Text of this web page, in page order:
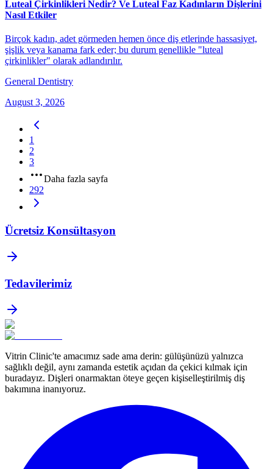
Luteal Çirkinlikleri Nedir? Ve Luteal Faz Kadınların Dişlerini
Nasıl Etkiler
Birçok kadın, adet görmeden hemen önce diş etlerinde hassasiyet,
şişlik veya kanama fark eder; bu durum genellikle "luteal
çirkinlikler" olarak adlandırılır.
General Dentistry
August 3, 2026
1
2
3
Daha fazla sayfa
292
Ücretsiz Konsültasyon
Tedavilerimiz
Vitrin Clinic'te amacımız sade ama derin: gülüşünüzü yalnızca
sağlıklı değil, aynı zamanda estetik açıdan da çekici kılmak için
buradayız. Dişleri onarmaktan öteye geçen kişiselleştirilmiş diş
bakımına inanıyoruz.